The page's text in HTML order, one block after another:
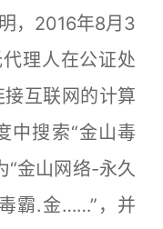
，2016年8月3
理人在公证处
互联网的计算
中搜索“金山毒
“金山网络-永久
霸.金……”，并